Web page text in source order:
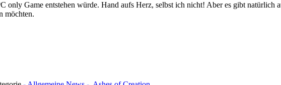
only Game entstehen würde. Hand aufs Herz, selbst ich nicht! Aber es gibt
möchten.